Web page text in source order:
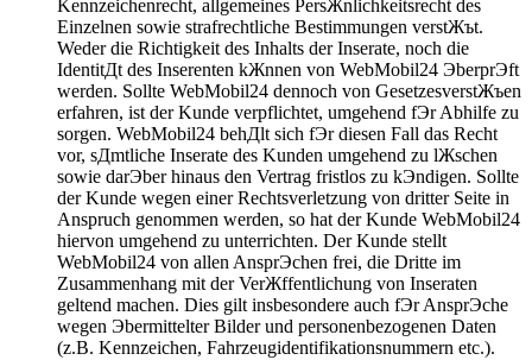
Kennzeichenrecht, allgemeines PersЖnlichkeitsrecht des
Einzelnen sowie strafrechtliche Bestimmungen verstЖъt.
Weder die Richtigkeit des Inhalts der Inserate, noch die
IdentitДt des Inserenten kЖnnen von WebMobil24 ЭberprЭft
werden. Sollte WebMobil24 dennoch von GesetzesverstЖъen
erfahren, ist der Kunde verpflichtet, umgehend fЭr Abhilfe zu
sorgen. WebMobil24 behДlt sich fЭr diesen Fall das Recht
vor, sДmtliche Inserate des Kunden umgehend zu lЖschen
sowie darЭber hinaus den Vertrag fristlos zu kЭndigen. Sollte
der Kunde wegen einer Rechtsverletzung von dritter Seite in
Anspruch genommen werden, so hat der Kunde WebMobil24
hiervon umgehend zu unterrichten. Der Kunde stellt
WebMobil24 von allen AnsprЭchen frei, die Dritte im
Zusammenhang mit der VerЖffentlichung von Inseraten
geltend machen. Dies gilt insbesondere auch fЭr AnsprЭche
wegen Эbermittelter Bilder und personenbezogenen Daten
(z.B. Kennzeichen, Fahrzeugidentifikationsnummern etc.).